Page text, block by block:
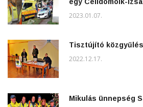
2023.01.07.
Tisztújító
2022.12.17.
Mikulás ünnepség